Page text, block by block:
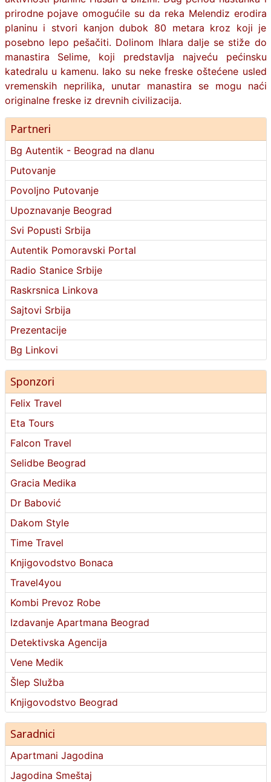
prirodne pojave omogućile su da reka Melendiz erodira
planinu i stvori kanjon dubok 80 metara kroz koji je
posebno lepo pešačiti. Dolinom Ihlara dalje se stiže do
manastira Selime, koji predstavlja najveću pećinsku
katedralu u kamenu. Iako su neke freske oštećene usled
vremenskih neprilika, unutar manastira se mogu naći
originalne freske iz drevnih civilizacija.
Partneri
Bg Autentik - Beograd na dlanu
Putovanje
Povoljno Putovanje
Upoznavanje Beograd
Svi Popusti Srbija
Autentik Pomoravski Portal
Radio Stanice Srbije
Raskrsnica Linkova
Sajtovi Srbija
Prezentacije
Bg Linkovi
Sponzori
Felix Travel
Eta Tours
Falcon Travel
Selidbe Beograd
Gracia Medika
Dr Babović
Dakom Style
Time Travel
Knjigovodstvo Bonaca
Travel4you
Kombi Prevoz Robe
Izdavanje Apartmana Beograd
Detektivska Agencija
Vene Medik
Šlep Služba
Knjigovodstvo Beograd
Saradnici
Apartmani Jagodina
Jagodina Smeštaj